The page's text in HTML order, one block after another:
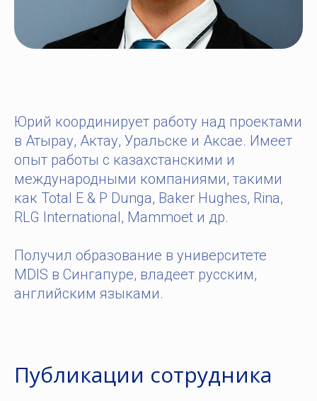
Юрий координирует работу над проектами
в Атырау, Актау, Уральске и Аксае. Имеет
опыт работы с казахстанскими и
международными компаниями, такими
как Total E & P Dunga, Baker Hughes, Rina,
RLG International, Mammoet и др.
Получил образование в университете
MDIS в Сингапуре, владеет русским,
английским языками.
Публикации сотрудника